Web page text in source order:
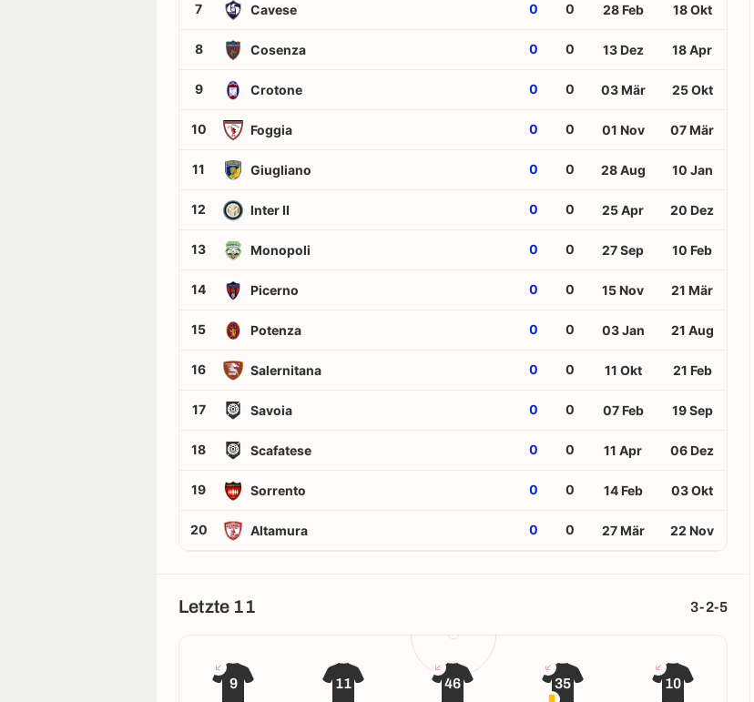
7 Cavese 0 0 28 Feb 18 Okt
8 Cosenza 0 0 13 Dez 18 Apr
9 Crotone 0 0 03 Mär 25 Okt
10 Foggia 0 0 01 Nov 07 Mär
11 Giugliano 0 0 28 Aug 10 Jan
12 Inter II 0 0 25 Apr 20 Dez
13 Monopoli 0 0 27 Sep 10 Feb
14 Picerno 0 0 15 Nov 21 Mär
15 Potenza 0 0 03 Jan 21 Aug
16 Salernitana 0 0 11 Okt 21 Feb
17 Savoia 0 0 07 Feb 19 Sep
18 Scafatese 0 0 11 Apr 06 Dez
19 Sorrento 0 0 14 Feb 03 Okt
20 Altamura 0 0 27 Mär 22 Nov
Letzte 11 3-2-5
9
11
46
35
10